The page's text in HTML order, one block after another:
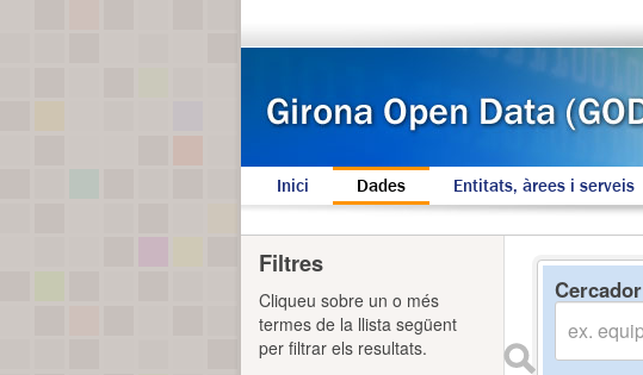
Inici Dades Entitats, àrees i serveis
Cercador
Filtres
Cliqueu sobre un o més
termes de la llista següent
per filtrar els resultats.